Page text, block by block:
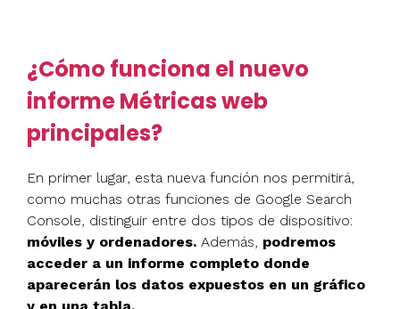
¿Cómo funciona el nuevo
informe Métricas web
principales?
En primer lugar, esta nueva función nos permitirá,
como muchas otras funciones de Google Search
Console, distinguir entre dos tipos de dispositivo:
móviles y ordenadores. Además, podremos
acceder a un informe completo donde
aparecerán los datos expuestos en un gráfico
y en una tabla.